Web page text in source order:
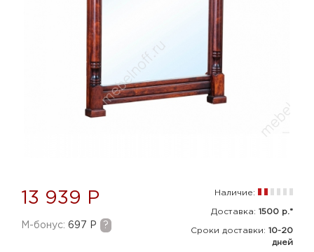
13 939 Р
M-бонус: 697 Р ?
Наличие:
Доставка: 1500 р.*
Сроки доставки: 10-20
дней